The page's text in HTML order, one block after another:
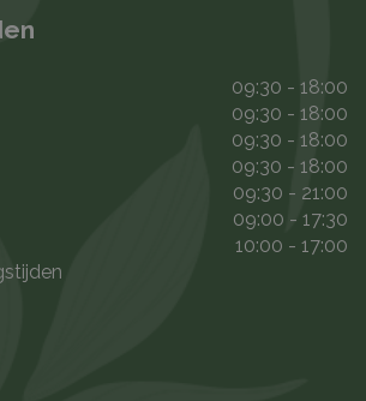
09:30 - 18:00
09:30 - 18:00
09:30 - 18:00
09:30 - 18:00
09:30 - 21:00
09:00 - 17:30
10:00 - 17:00